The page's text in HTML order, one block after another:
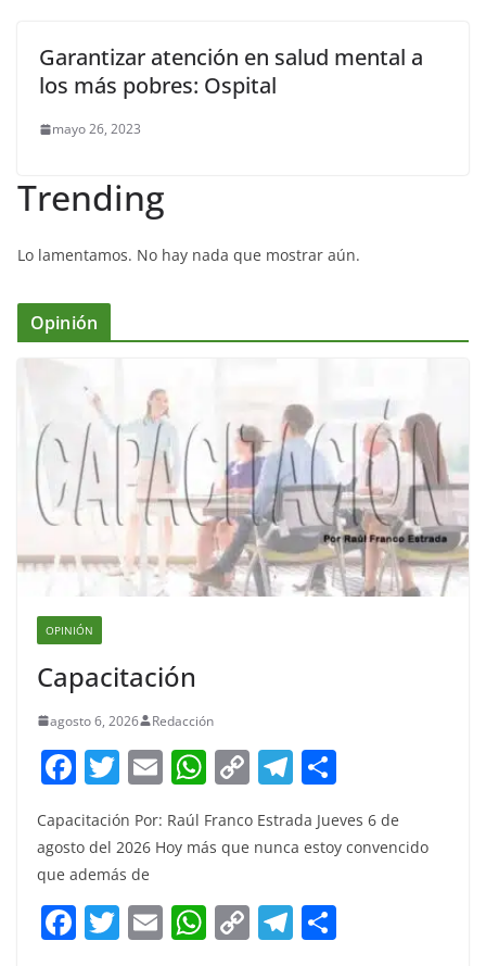
Garantizar atención en salud mental a
los más pobres: Ospital
mayo 26, 2023
Trending
Lo lamentamos. No hay nada que mostrar aún.
Opinión
OPINIÓN
Capacitación
agosto 6, 2026 Redacción
F
a
c
e
b
o
T
itt
er
E
m
ai
W
at
A
p
C
p
Li
n
T
el
e
a
m
ar
e
Capacitación Por: Raúl Franco Estrada Jueves 6 de
agosto del 2026 Hoy más que nunca estoy convencido
que además de
F T E W C T